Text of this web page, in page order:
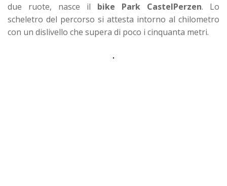
due ruote, nasce il bike Park CastelPerzen. Lo
scheletro del percorso si attesta intorno al chilometro
con un dislivello che supera di poco i cinquanta metri.